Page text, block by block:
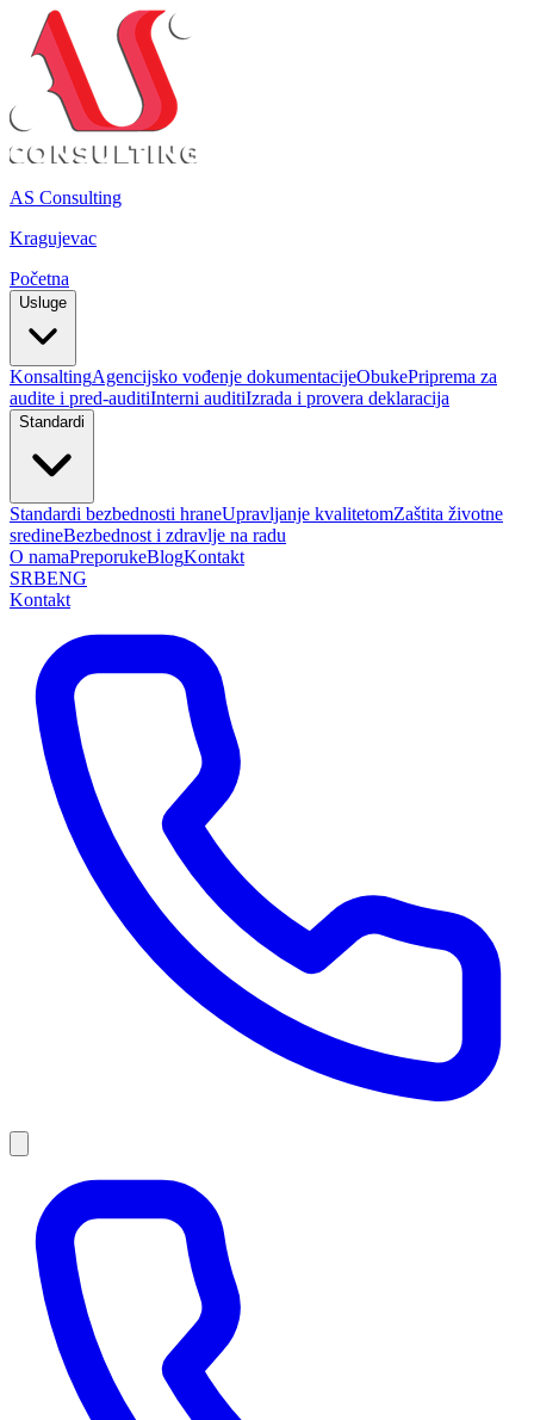
AS Consulting
Kragujevac
Početna
Usluge
KonsaltingAgencijsko vođenje dokumentacijeObukePriprema za
audite i pred-auditiInterni auditiIzrada i provera deklaracija
Standardi
Standardi bezbednosti hraneUpravljanje kvalitetomZaštita životne
sredineBezbednost i zdravlje na radu
O namaPreporukeBlogKontakt
SRBENG
Kontakt